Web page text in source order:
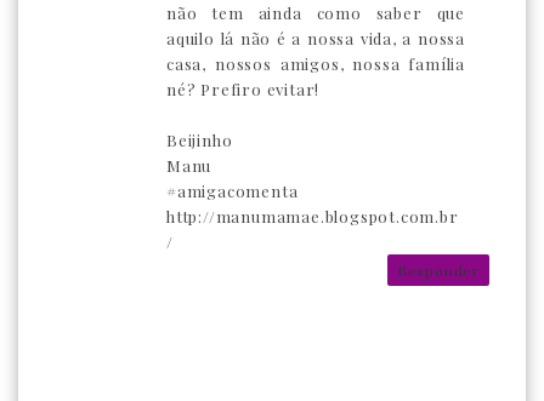
não tem ainda como saber que
aquilo lá não é a nossa vida, a nossa
casa, nossos amigos, nossa família
né? Prefiro evitar!
Beijinho
Manu
#amigacomenta
http://manumamae.blogspot.com.br
/
Responder